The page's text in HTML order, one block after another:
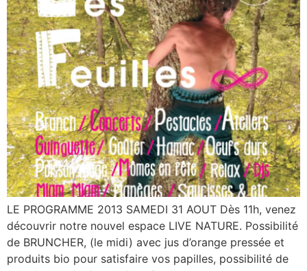
LE PROGRAMME 2013 SAMEDI 31 AOUT Dès 11h, venez
découvrir notre nouvel espace LIVE NATURE. Possibilité
de BRUNCHER, (le midi) avec jus d’orange pressée et
produits bio pour satisfaire vos papilles, possibilité de